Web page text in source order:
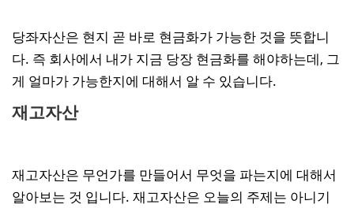
당좌자산은 현지 곧 바로 현금화가 가능한 것을 뜻합니
다. 즉 회사에서 내가 지금 당장 현금화를 해야하는데, 그
게 얼마가 가능한지에 대해서 알 수 있습니다.
재고자산
재고자산은 무언가를 만들어서 무엇을 파는지에 대해서
알아보는 것 입니다. 재고자산은 오늘의 주제는 아니기